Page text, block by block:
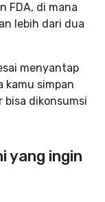
FDA, di mana
lebih dari dua
menyantap
kamu simpan
bisa dikonsumsi
yang ingin